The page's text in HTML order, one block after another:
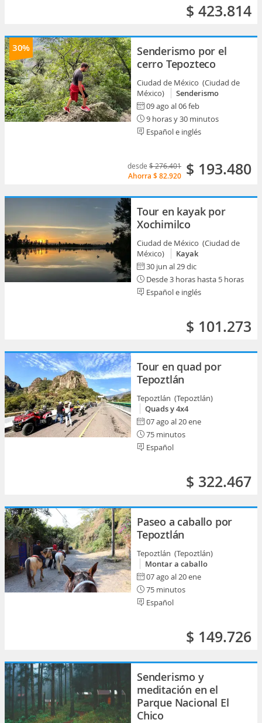
$ 423.814
30%
Senderismo por el
cerro Tepozteco
Ciudad de México (Ciudad de
México)
Senderismo
09 ago al 06 feb
9 horas y 30 minutos
Español e inglés
desde $ 276.401
Ahorra $ 82.920 $ 193.480
Tour en kayak por
Xochimilco
Ciudad de México (Ciudad de
México)
Kayak
30 jun al 29 dic
Desde 3 horas hasta 5 horas
Español e inglés
$ 101.273
Tour en quad por
Tepoztlán
Tepoztlán (Tepoztlán)
Quads y 4x4
07 ago al 20 ene
75 minutos
Español
$ 322.467
Paseo a caballo por
Tepoztlán
Tepoztlán (Tepoztlán)
Montar a caballo
07 ago al 20 ene
75 minutos
Español
$ 149.726
Senderismo y
meditación en el
Parque Nacional El
Chico